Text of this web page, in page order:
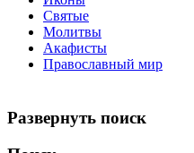
Святые
Молитвы
Акафисты
Православный мир
Развернуть поиск